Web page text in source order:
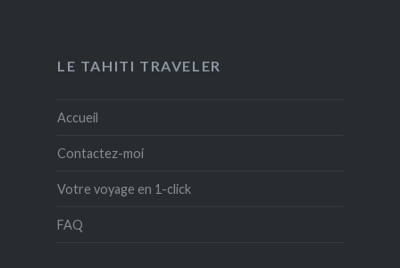
LE TAHITI TRAVELER
Accueil
Contactez-moi
Votre voyage en 1-click
FAQ